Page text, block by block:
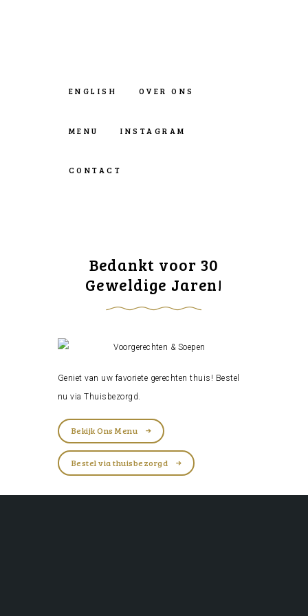
ENGLISH OVER ONS
MENU INSTAGRAM
CONTACT
Bedankt voor 30
Geweldige Jaren!
Geniet van uw favoriete gerechten thuis! Bestel
nu viaThuisbezorgd
Bekijk Ons Menu
Bestel via thuisbezorgd